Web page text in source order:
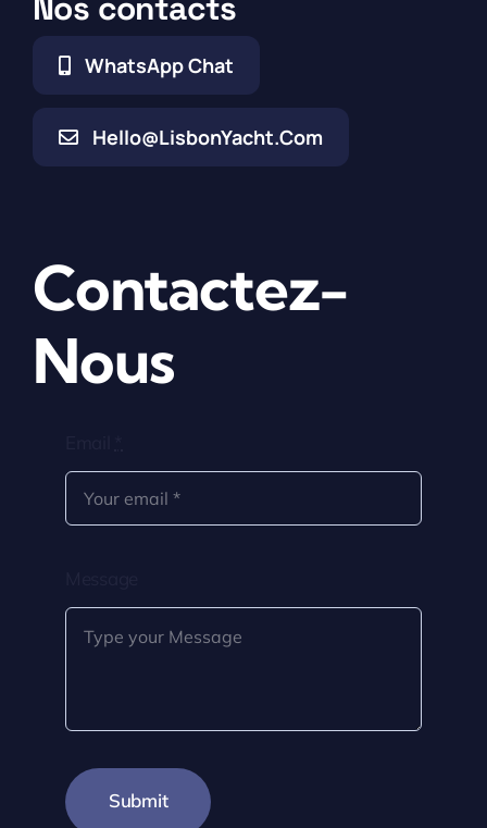
Nos contacts
WhatsApp Chat
Hello@LisbonYacht.com
Contactez-
Nous
Submit